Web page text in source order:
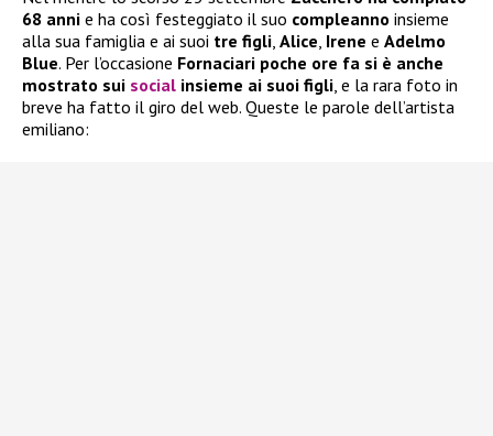
68 anni e ha così festeggiato il suo compleanno insieme
alla sua famiglia e ai suoi tre figli, Alice, Irene e Adelmo
Blue. Per l’occasione Fornaciari poche ore fa si è anche
mostrato sui social insieme ai suoi figli, e la rara foto in
breve ha fatto il giro del web. Queste le parole dell’artista
emiliano: